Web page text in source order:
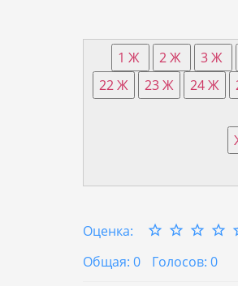
Оценка:
Общая: 0
Голосов: 0